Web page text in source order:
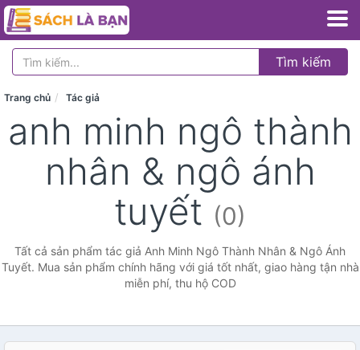
Tìm kiếm
Trang chủ Tác giả
anh minh ngô thành
nhân & ngô ánh
tuyết (0)
Tất cả sản phẩm tác giả Anh Minh Ngô Thành Nhân & Ngô Ánh
Tuyết. Mua sản phẩm chính hãng với giá tốt nhất, giao hàng tận nhà
miễn phí, thu hộ COD